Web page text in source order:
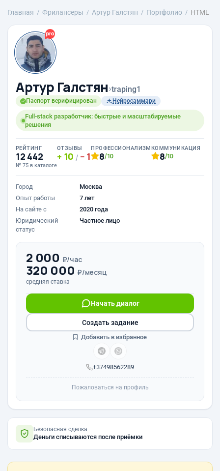
Главная Фрилансеры Артур Галстян Портфолио HTML
Артур Галстян›traping1
Паспорт верифицирован Нейросаммари
Full-stack разработчик: быстрые и масштабируемые
решения
РЕЙТИНГ
12 442
№ 75 в каталоге
ОТЗЫВЫ
10 / 1
ПРОФЕССИОНАЛИЗМ
8/10
КОММУНИКАЦИЯ
8/10
Город
Москва
Опыт работы
7 лет
На сайте с
2020 года
Юридический
статус
Частное лицо
2 000 ₽/час
320 000 ₽/месяц
средняя ставка
+37498562289
Начать диалог
Создать задание
Добавить в избранное
Пожаловаться на профиль
Безопасная сделка
Деньги списываются после приёмки